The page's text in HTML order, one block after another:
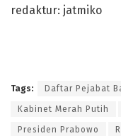
redaktur: jatmiko
Tags: Daftar Pejabat
Kabinet Merah Putih
Presiden Prabowo